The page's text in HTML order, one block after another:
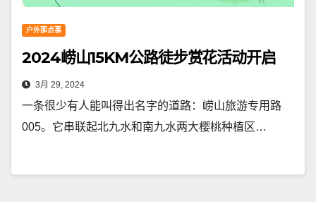
户外那点事
2024崂山15KM公路徒步赏花活动开启
3月 29, 2024
一条很少有人能叫得出名字的道路：崂山旅游专用路
005。它串联起北九水和南九水两大樱桃种植区…